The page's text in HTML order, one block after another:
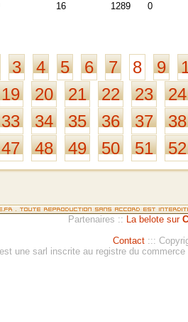
16 1289 0
3 4 5 6 7 8 9
19 20 21 22 23
24
33 34 35 36 37
38
47 48 49 50 51 52
Partenaires :: La belote sur
Contact :::
une sarl inscrite au registre du